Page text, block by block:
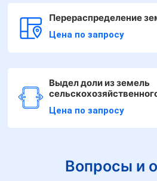
Перераспределение
Цена по запросу
Выдел доли из земель
Цена по запросу
Вопросы и